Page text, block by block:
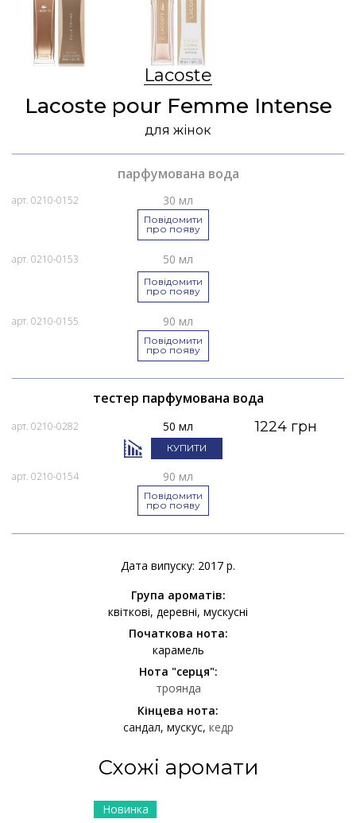
Lacoste
Lacoste pour Femme Intense
для жінок
парфумована вода
арт. 0210-0152 30 мл
Повідомити
про появу
арт. 0210-0153 50 мл
Повідомити
про появу
арт. 0210-0155 90 мл
Повідомити
про появу
тестер парфумована вода
арт. 0210-0282 50 мл 1224 грн
КУПИТИ
арт. 0210-0154 90 мл
Повідомити
про появу
Дата випуску: 2017 р.
Група ароматів:
квіткові деревні мускусні
Початкова нота:
карамель
Нота "серця":
троянда
Кінцева нота:
сандал мускус кедр
Схожі аромати
Новинка